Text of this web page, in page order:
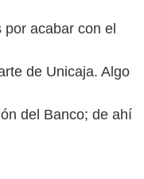
acabar con el
de Unicaja. Algo
del Banco; de ahí